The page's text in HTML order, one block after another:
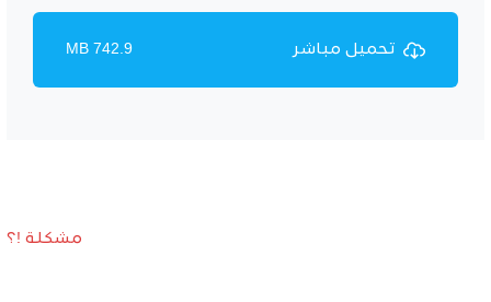
تحميل مباشر 742.9 MB
مشكلة !؟